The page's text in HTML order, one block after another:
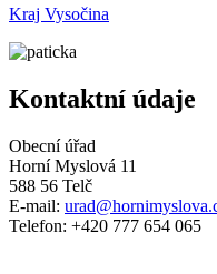
Kraj Vysočina
Kontaktní údaje
Obecní úřad
Horní Myslová 11
588 56 Telč
E-mail:
Telefon: +420 777 654 065